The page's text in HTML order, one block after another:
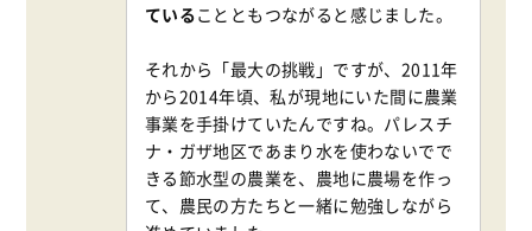
ていることともつながると感じました。
それから「最大の挑戦」ですが、2011年
から2014年頃、私が現地にいた間に農業
事業を手掛けていたんですね。パレスチ
ナ・ガザ地区であまり水を使わないでで
きる節水型の農業を、農地に農場を作っ
て、農民の方たちと一緒に勉強しながら